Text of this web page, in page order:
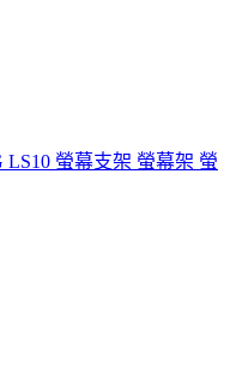
LS10 螢幕支架 螢幕架 螢